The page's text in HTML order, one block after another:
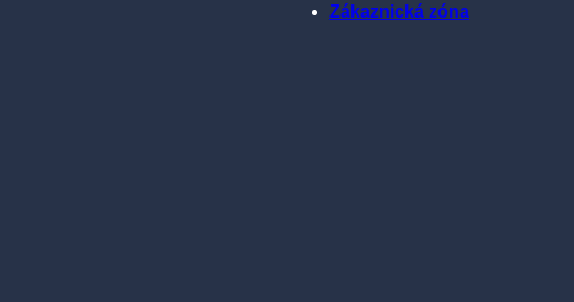
Zákaznická zóna